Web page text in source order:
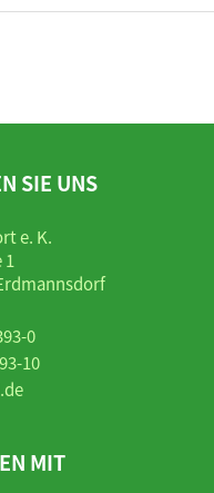
SIE UNS
e. K.
0
10
MIT